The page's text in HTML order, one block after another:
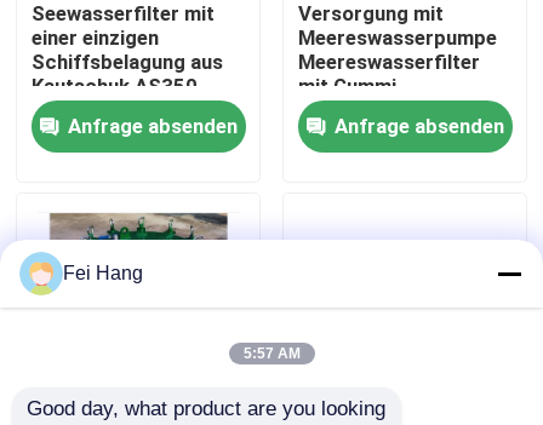
Qualitätskontrolle
Kontakt
Marine-Entlüftungskopf
Marine Sea Water Strainer
Seewasserfilter mit
einer einzigen
Schiffsbelagung aus
Kautschuk AS350
CB/T497-2012
Seewasserfilter mit
einer einzigen
Kautschuk
Anfrage absenden
Versorgung mit
Meereswasserpumpe
Meereswasserfilter
mit Gummi,
Inhalationsfilter
AS350 CB/T 497-94 -
Feihang Marine
Anfrage absenden
Fei Hang
5:57 AM
Good day, what product are you looking